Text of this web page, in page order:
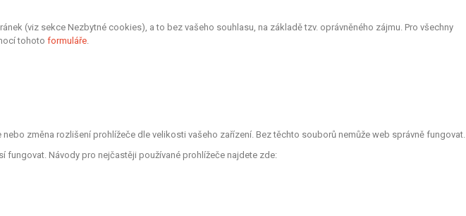
(viz sekce Nezbytné cookies), a to bez vašeho souhlasu, na základě tzv. oprávněného zájmu. Pro všechny
tohoto formuláře
změna rozlišení prohlížeče dle velikosti vašeho zařízení. Bez těchto souborů nemůže web správně fungovat.
Návody pro nejčastěji používané prohlížeče najdete zde: